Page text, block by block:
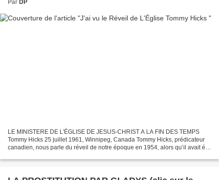
Par DP
LE MINISTERE DE L'ÉGLISE DE JESUS-CHRIST A LA FIN DES TEMPS
Tommy Hicks 25 juillet 1961, Winnipeg, Canada Tommy Hicks, prédicateur
canadien, nous parle du réveil de notre époque en 1954, alors qu’il avait été